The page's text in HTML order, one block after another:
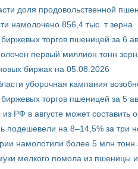
доля продовольственной
намолочено 856,4 тыс. т зерна
биржевых торгов пшеницей за 6
первый миллион тонн
биржах на 05.08.2026
уборочная кампания
биржевых торгов пшеницей за 5
РФ в августе может составить
подешевели на 8–14,5% за три
намолотили более 5 млн тонн
мелкого помола из пшеницы